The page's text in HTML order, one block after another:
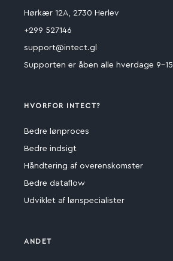
Hørkær 12A, 2730 Herlev
+299 527146
support@intect.gl
Supporten er åben alle hverdage 9-15
HVORFOR INTECT?
Bedre lønproces
Bedre indsigt
Håndtering af overenskomster
Bedre dataflow
Udviklet af lønspecialister
ANDET